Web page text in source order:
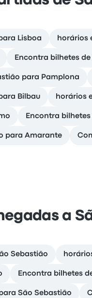
Lisboa horários
Encontra bilhetes
para Pamplona
Bilbau horários
Encontra
para Amarante
a
Sebastião
Encontra bilhetes
São Sebastião